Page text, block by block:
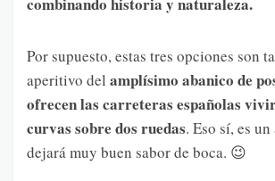
Por supuesto, estas tres opciones son
aperitivo del amplísimo abanico de
ofrecen las carreteras españolas
curvas sobre dos ruedas. Eso sí, es
dejará muy buen sabor de boca. 😉